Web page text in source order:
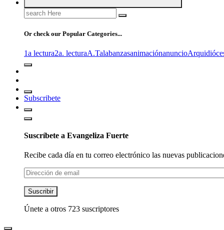
Search
for:
Or check our Popular Categories...
1a lectura2a. lecturaA.Talabanzasanimaciónanuncio
Subscribete
Suscríbete a Evangeliza Fuerte
Recibe cada día en tu correo electrónico las nuevas
Dirección
de
email
Suscribir
Únete a otros 723 suscriptores